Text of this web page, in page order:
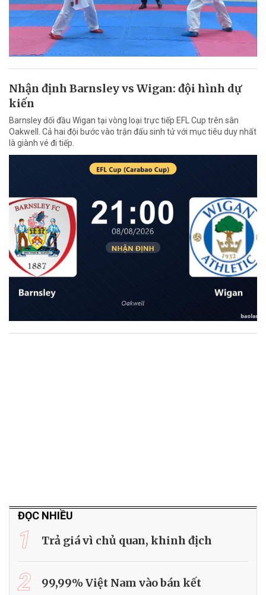
Nhận định Barnsley vs Wigan: đội hình dự
kiến
Barnsley đối đầu Wigan tại vòng loại trực tiếp EFL Cup trên sân
Oakwell. Cả hai đội bước vào trận đấu sinh tử với mục tiêu duy nhất
là giành vé đi tiếp.
ĐỌC NHIỀU
1 Trả giá vì chủ quan, khinh địch
2 99,99% Việt Nam vào bán kết